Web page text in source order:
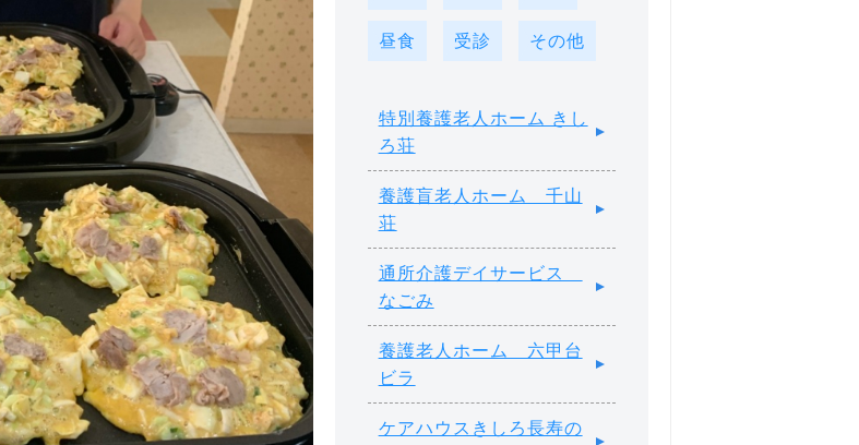
昼食 受診 その他
特別養護老人ホーム きし
ろ荘
養護盲老人ホーム 千山
荘
通所介護デイサービス
なごみ
養護老人ホーム 六甲台
ビラ
ケアハウスきしろ長寿の